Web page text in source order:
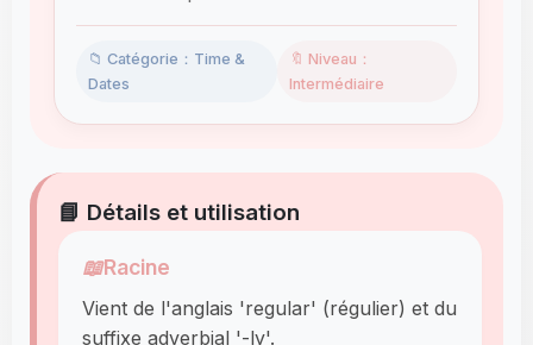
📁 Catégorie：Time &
Dates
🔖 Niveau：
Intermédiaire
📘 Détails et utilisation
📖Racine
Vient de l'anglais 'regular' (régulier) et du
suffixe adverbial '-ly'.